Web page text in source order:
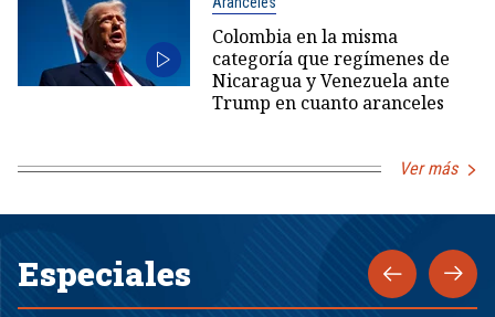
Colombia en la misma
categoría que regímenes de
Nicaragua y Venezuela ante
Trump en cuanto aranceles
Ver más
Especiales